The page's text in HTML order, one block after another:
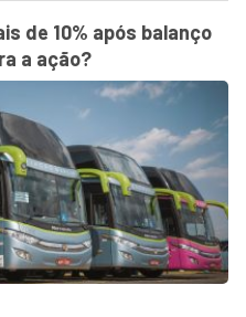
de 10% após balanço
a ação?